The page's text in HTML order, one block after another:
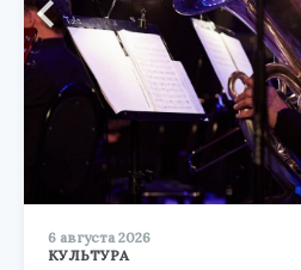
6 августа 2026
КУЛЬТУРА